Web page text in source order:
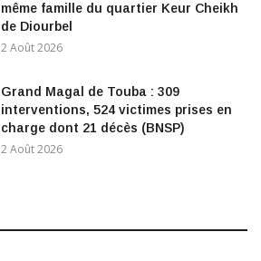
même famille du quartier Keur Cheikh
de Diourbel
2 Août 2026
Grand Magal de Touba : 309
interventions, 524 victimes prises en
charge dont 21 décès (BNSP)
2 Août 2026